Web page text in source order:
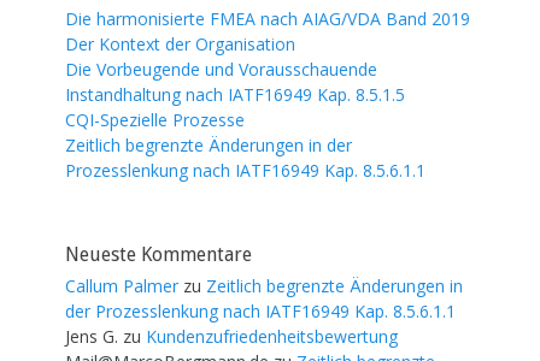
Die harmonisierte FMEA nach AIAG/VDA Band 2019
Der Kontext der Organisation
Die Vorbeugende und Vorausschauende
Instandhaltung nach IATF16949 Kap. 8.5.1.5
CQI-Spezielle Prozesse
Zeitlich begrenzte Änderungen in der
Prozesslenkung nach IATF16949 Kap. 8.5.6.1.1
Neueste Kommentare
Callum Palmer zu Zeitlich begrenzte Änderungen in
der Prozesslenkung nach IATF16949 Kap. 8.5.6.1.1
Jens G. zu Kundenzufriedenheitsbewertung